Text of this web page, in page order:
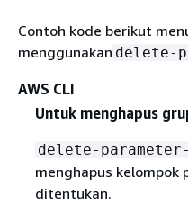
Contoh kode berikut
menggunakan delete-
AWS CLI
Untuk menghapus
delete-
menghapus kelompok
ditentukan.